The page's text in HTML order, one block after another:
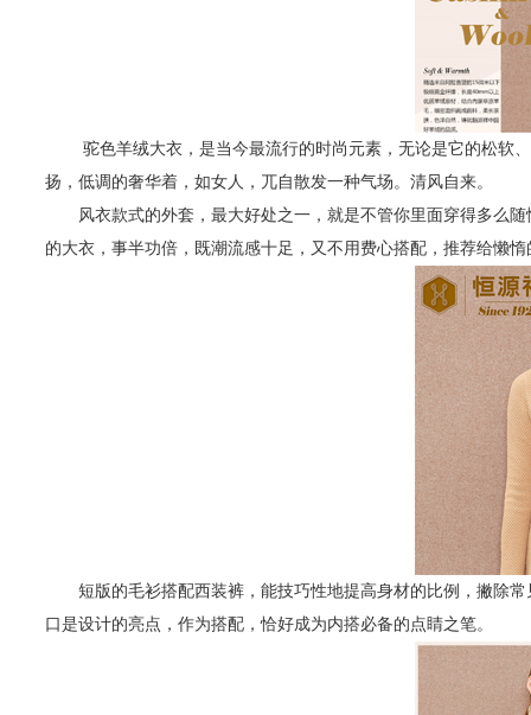
驼色羊绒大衣，是当今最流行的时尚元素，无论是它的松软、
扬，低调的奢华着，如女人，兀自散发一种气场。清风自来。
风衣款式的外套，最大好处之一，就是不管你里面穿得多么随
的大衣，事半功倍，既潮流感十足，又不用费心搭配，推荐给懒惰
短版的毛衫搭配西装裤，能技巧性地提高身材的比例，撇除常
口是设计的亮点，作为搭配，恰好成为内搭必备的点睛之笔。